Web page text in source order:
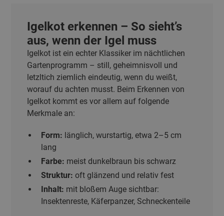
Igelkot erkennen – So sieht’s
aus, wenn der Igel muss
Igelkot ist ein echter Klassiker im nächtlichen
Gartenprogramm – still, geheimnisvoll und
letzltich ziemlich eindeutig, wenn du weißt,
worauf du achten musst. Beim Erkennen von
Igelkot kommt es vor allem auf folgende
Merkmale an:
Form: länglich, wurstartig, etwa 2–5 cm
lang
Farbe: meist dunkelbraun bis schwarz
Struktur: oft glänzend und relativ fest
Inhalt: mit bloßem Auge sichtbar:
Insektenreste, Käferpanzer, Schneckenteile